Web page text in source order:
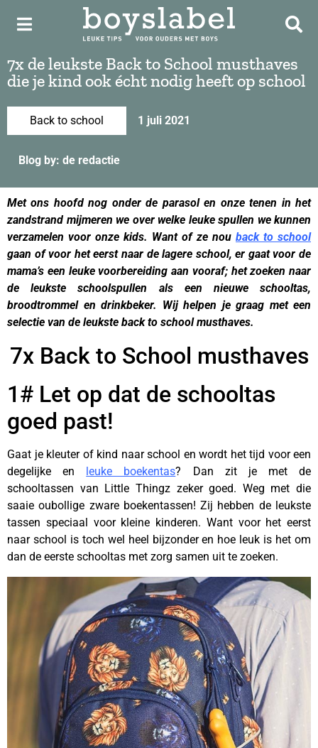
7x de leukste Back to School musthaves
die je kind ook écht nodig heeft op school
Back to school 1 juli 2021
Blog by: de redactie
Met ons hoofd nog onder de parasol en onze tenen in het
zandstrand mijmeren we over welke leuke spullen we kunnen
verzamelen voor onze kids. Want of ze nou back to school
gaan of voor het eerst naar de lagere school, er gaat voor de
mama’s een leuke voorbereiding aan vooraf; het zoeken naar
de leukste schoolspullen als een nieuwe schooltas,
broodtrommel en drinkbeker. Wij helpen je graag met een
selectie van de leukste back to school musthaves.
7x Back to School musthaves
1# Let op dat de schooltas
goed past!
Gaat je kleuter of kind naar school en wordt het tijd voor een
degelijke en leuke boekentas? Dan zit je met de
schooltassen van Little Thingz zeker goed. Weg met die
saaie oubollige zware boekentassen! Zij hebben de leukste
tassen speciaal voor kleine kinderen. Want voor het eerst
naar school is toch wel heel bijzonder en hoe leuk is het om
dan de eerste schooltas met zorg samen uit te zoeken.